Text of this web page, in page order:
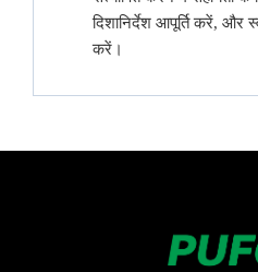
दिशानिर्देश आपूर्ति करें, और
करें।